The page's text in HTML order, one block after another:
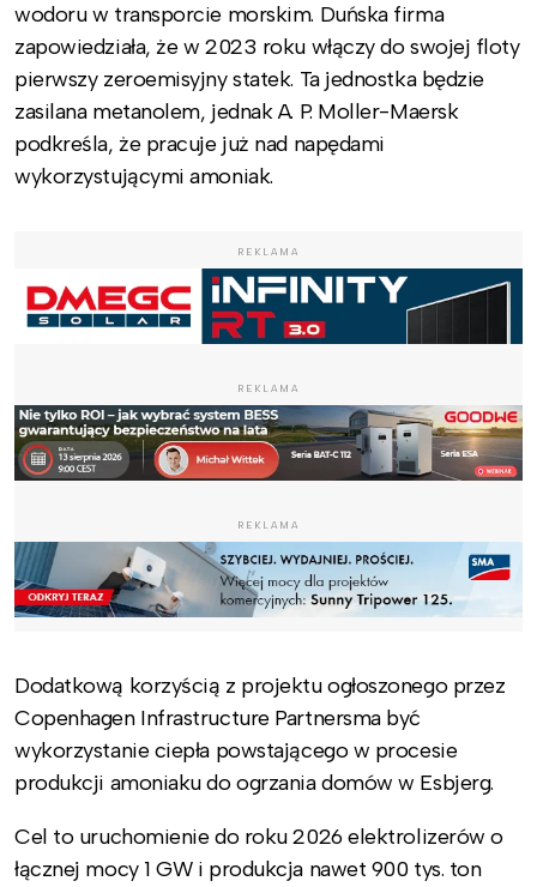
wodoru w transporcie morskim. Duńska firma
zapowiedziała, że w 2023 roku włączy do swojej floty
pierwszy zeroemisyjny statek. Ta jednostka będzie
zasilana metanolem, jednak A. P. Moller-Maersk
podkreśla, że pracuje już nad napędami
wykorzystującymi amoniak.
REKLAMA
REKLAMA
REKLAMA
Dodatkową korzyścią z projektu ogłoszonego przez
Copenhagen Infrastructure Partnersma być
wykorzystanie ciepła powstającego w procesie
produkcji amoniaku do ogrzania domów w Esbjerg.
Cel to uruchomienie do roku 2026 elektrolizerów o
łącznej mocy 1 GW i produkcja nawet 900 tys. ton